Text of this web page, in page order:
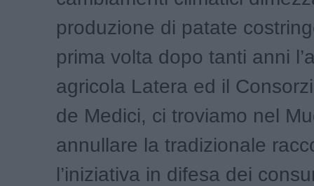
produzione di patate
prima volta dopo tanti anni
agricola Latera ed il
de Medici, ci troviamo nel
annullare la tradizionale
l’iniziativa in difesa dei